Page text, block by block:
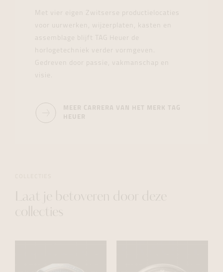
Met vier eigen Zwitserse productielocaties
voor uurwerken, wijzerplaten, kasten en
assemblage blijft TAG Heuer de
horlogetechniek verder vormgeven.
Gedreven door passie, vakmanschap en
visie.
MEER CARRERA VAN HET MERK TAG
HEUER
Laat je betoveren door deze
collecties